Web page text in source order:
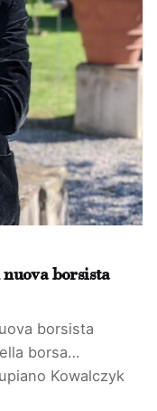
borsista
borsista
borsa…
Kowalczyk